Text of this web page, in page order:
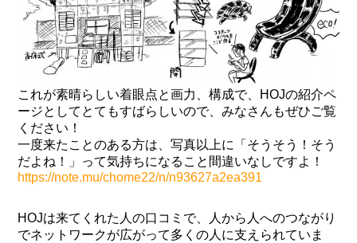
これが素晴らしい着眼点と画力、構成で、HOJの紹介ペ
ージとしてとてもすばらしいので、みなさんもぜひご覧
ください！
一度来たことのある方は、写真以上に「そうそう！そう
だよね！」って気持ちになること間違いなしですよ！
https://note.mu/chome22/n/n93627a2ea391
HOJは来てくれた人の口コミで、人から人へのつながり
でネットワークが広がって多くの人に支えられていま